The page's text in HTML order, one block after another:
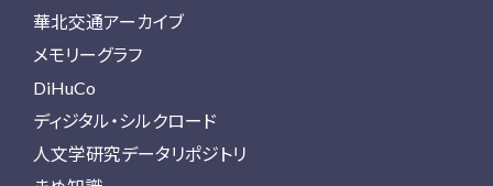
華北交通アーカイブ
メモリーグラフ
DiHuCo
ディジタル・シルクロード
人文学研究データリポジトリ